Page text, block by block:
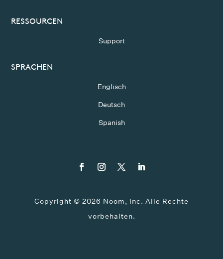
RESSOURCEN
Support
SPRACHEN
Englisch
Deutsch
Spanish
Copyright © 2026 Noom, Inc. Alle Rechte
vorbehalten.